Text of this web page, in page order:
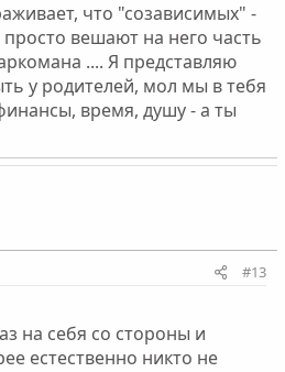
(в данном случае человек)
начинают уже сыпаться.
на группы для созависимых,
вот так на форумах
- надо о себе, а не о
раза виртуальную группу - так
резко прерывали любой
правильно - не правильно
наоборот. хорошо видны
на себя со стороны.
нам боли принесли, и
унижение и боль, это
что "созависимых" -
вешают на него часть
.... Я представляю
у родителей, мол мы в тебя
время, душу - а ты
#13
на себя со стороны и
естественно никто не